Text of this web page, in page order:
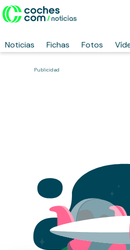
Noticias Fichas Fotos
Publicidad